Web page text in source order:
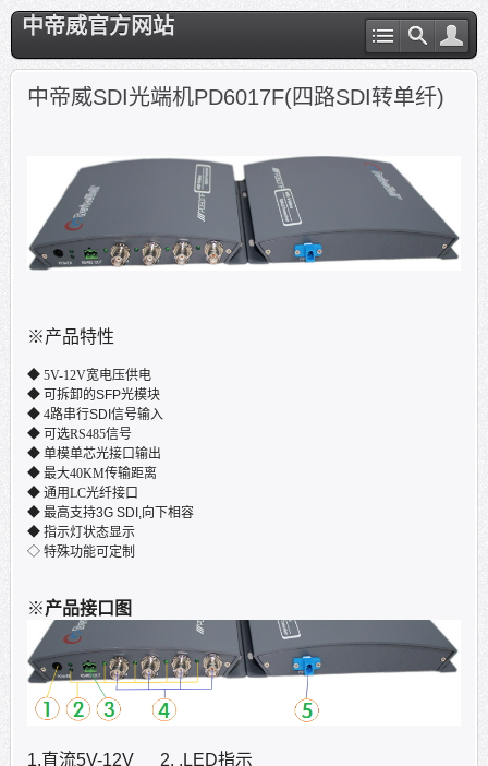
中帝威官方网站
中帝威SDI光端机PD6017F(四路SDI转单纤)
※产品特性
◆ 5V-12V宽电压供电
◆ 可拆卸的SFP光模块
◆ 4路串行SDI 信号输入
◆ 可选RS485信号
◆ 单模单芯光接口输出
◆ 最大40KM传输距离
◆ 通用LC光纤接口
◆ 最高支持3G SDI,向下相容
◆ 指示灯状态显示
◇ 特殊功能可定制
※产品接口图
1.直流5V-12V 2. .LED指示